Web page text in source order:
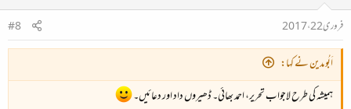
فروری 22، 2017
#8
اَبُو مدین نے کہا:
ہمیشہ کی طرح لاجواب تحریر، احمد بھائی۔ ڈھیروں داد اور دعائیں۔